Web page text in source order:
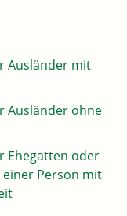
Ausländer mit
Ausländer ohne
Ehegatten oder
Person mit